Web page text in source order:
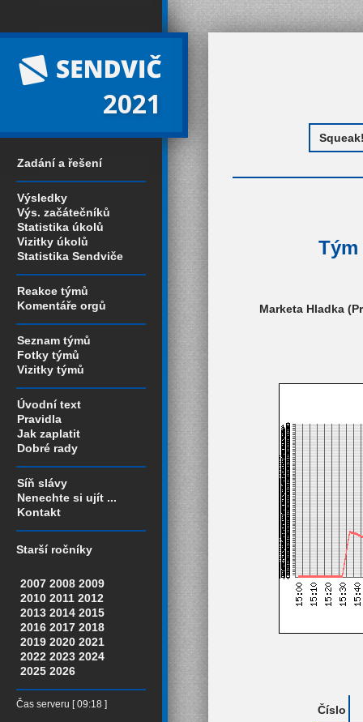
2021
Zadání a řešení
Výsledky
Výs. začátečníků
Statistika úkolů
Vizitky úkolů
Statistika Sendviče
Reakce týmů
Komentáře orgů
Seznam týmů
Fotky týmů
Vizitky týmů
Úvodní text
Pravidla
Jak zaplatit
Dobré rady
Síň slávy
Nenechte si ujít ...
Kontakt
Starší ročníky
2007 2008 2009
2010 2011 2012
2013 2014 2015
2016 2017 2018
2019 2020 2021
2022 2023 2024
2025 2026
Čas serveru [ 09:18 ]
Tým
Marketa Hladka
Číslo